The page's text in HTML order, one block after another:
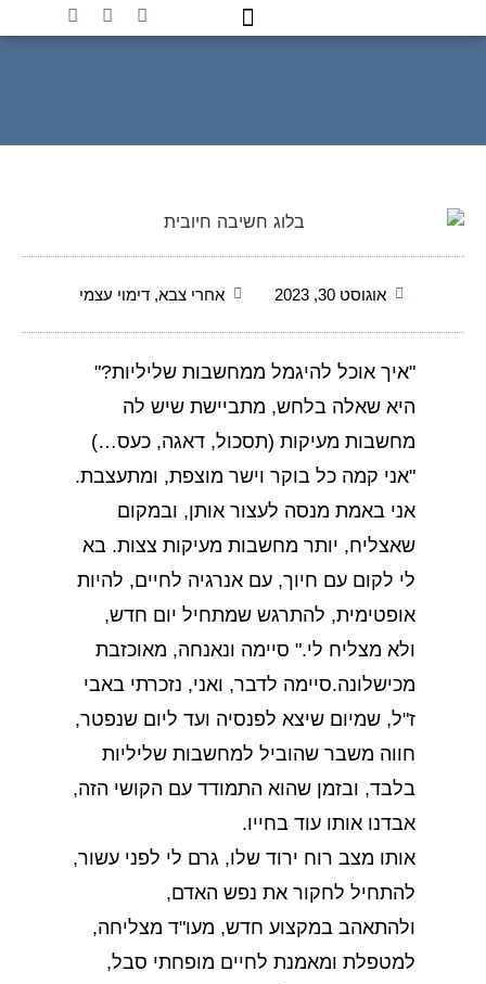
אוגוסט 30, 2023 אחרי צבא, דימוי עצמי
"איך אוכל להיגמל ממחשבות שליליות?"
היא שאלה בלחש, מתביישת שיש לה
מחשבות מעיקות (תסכול, דאגה, כעס…)
"אני קמה כל בוקר וישר מוצפת, ומתעצבת.
אני באמת מנסה לעצור אותן, ובמקום
שאצליח, יותר מחשבות מעיקות צצות. בא
לי לקום עם חיוך, עם אנרגיה לחיים, להיות
אופטימית, להתרגש שמתחיל יום חדש,
ולא מצליח לי." סיימה ונאנחה, מאוכזבת
מכישלונה.סיימה לדבר, ואני, נזכרתי באבי
ז"ל, שמיום שיצא לפנסיה ועד ליום שנפטר,
חווה משבר שהוביל למחשבות שליליות
בלבד, ובזמן שהוא התמודד עם הקושי הזה,
אבדנו אותו עוד בחייו.
אותו מצב רוח ירוד שלו, גרם לי לפני עשור,
להתחיל לחקור את נפש האדם,
ולהתאהב במקצוע חדש, מעו"ד מצליחה,
למטפלת ומאמנת לחיים מופחתי סבל,